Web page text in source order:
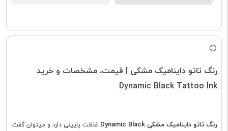
رنگ تاتو داینامیک مشکی | قیمت، مشخصات و خرید
Dynamic Black Tattoo Ink
رنگ تاتو داینامیک مشکی Dynamic Black
غلظت پایینی دارد و میتوان گفت